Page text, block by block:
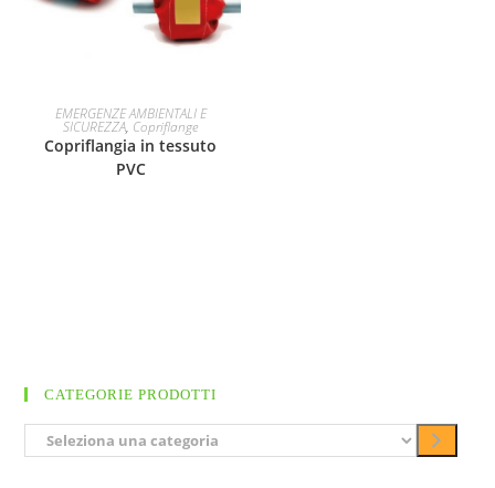
EMERGENZE AMBIENTALI E
SICUREZZA, Copriflange
Copriflangia in tessuto
PVC
CATEGORIE PRODOTTI